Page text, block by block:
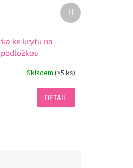
ke krytu na
Skladem (>5 ks)
DETAIL
Další
produkt